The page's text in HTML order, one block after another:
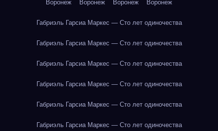
Воронеж Воронеж Воронеж Воронеж
Габриэль Гарсиа Маркес — Сто лет одиночества
Габриэль Гарсиа Маркес — Сто лет одиночества
Габриэль Гарсиа Маркес — Сто лет одиночества
Габриэль Гарсиа Маркес — Сто лет одиночества
Габриэль Гарсиа Маркес — Сто лет одиночества
Габриэль Гарсиа Маркес — Сто лет одиночества